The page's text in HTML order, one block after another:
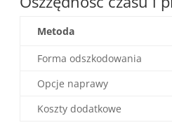
Metoda
Forma odszkodowania
Opcje naprawy
Koszty dodatkowe